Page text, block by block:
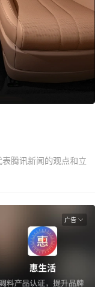
腾讯新闻的观点和立
广告